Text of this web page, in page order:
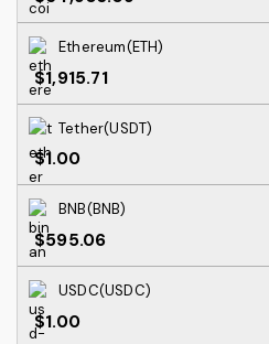
Ethereum(ETH)
$1,915.71
Tether(USDT)
$1.00
BNB(BNB)
$595.06
USDC(USDC)
$1.00